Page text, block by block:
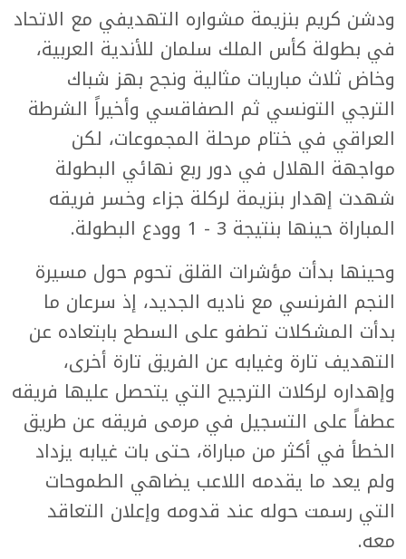
ودشن كريم بنزيمة مشواره التهديفي مع الاتحاد
في بطولة كأس الملك سلمان للأندية العربية،
وخاض ثلاث مباريات مثالية ونجح بهز شباك
الترجي التونسي ثم الصفاقسي وأخيراً الشرطة
العراقي في ختام مرحلة المجموعات، لكن
مواجهة الهلال في دور ربع نهائي البطولة
شهدت إهدار بنزيمة لركلة جزاء وخسر فريقه
المباراة حينها بنتيجة 3 - 1 وودع البطولة.
وحينها بدأت مؤشرات القلق تحوم حول مسيرة
النجم الفرنسي مع ناديه الجديد، إذ سرعان ما
بدأت المشكلات تطفو على السطح بابتعاده عن
التهديف تارة وغيابه عن الفريق تارة أخرى،
وإهداره لركلات الترجيح التي يتحصل عليها فريقه
عطفاً على التسجيل في مرمى فريقه عن طريق
الخطأ في أكثر من مباراة، حتى بات غيابه يزداد
ولم يعد ما يقدمه اللاعب يضاهي الطموحات
التي رسمت حوله عند قدومه وإعلان التعاقد
معه.